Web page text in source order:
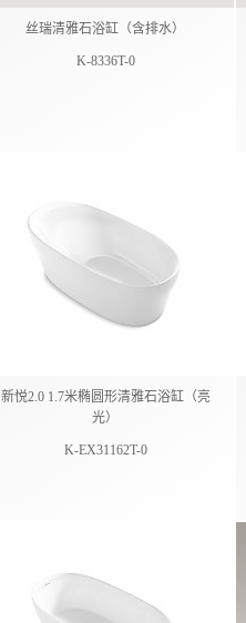
丝瑞清雅石浴缸（含排水）
K-8336T-0
新悦2.0 1.7米椭圆形清雅石浴缸（亮
光）
K-EX31162T-0